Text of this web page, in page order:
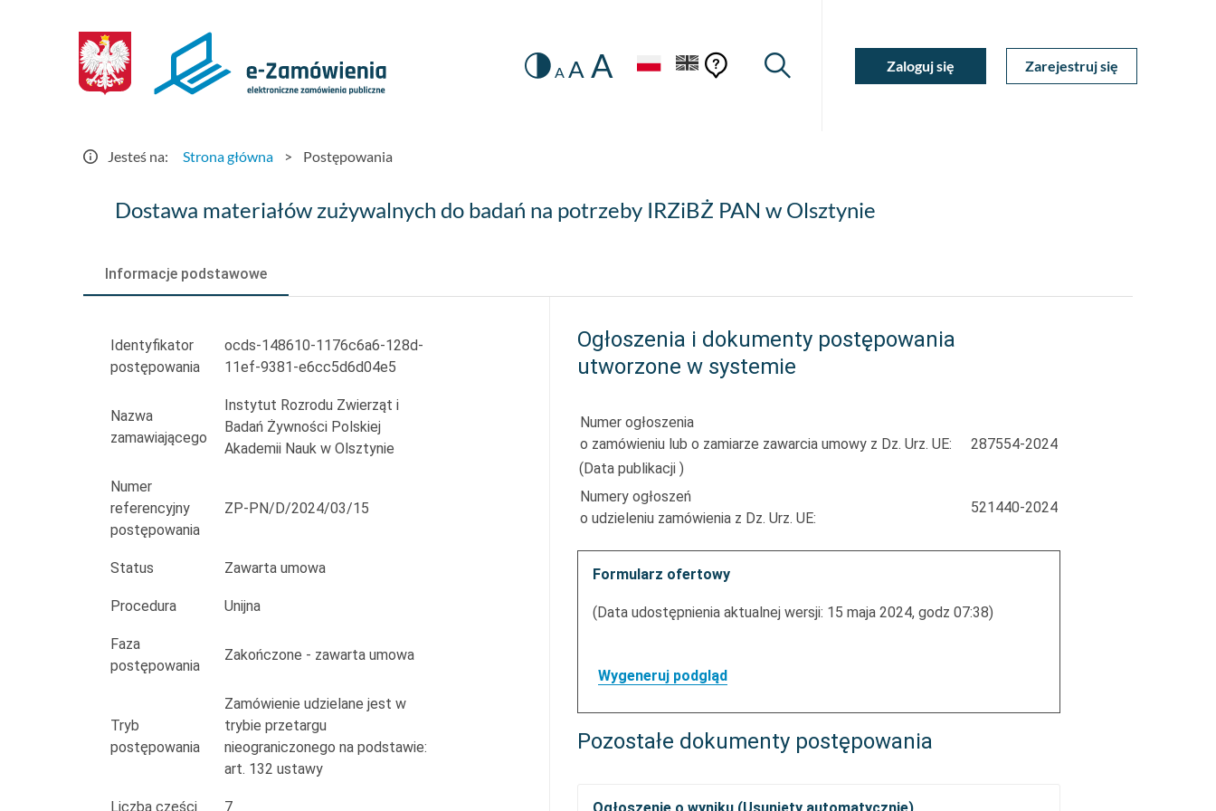
Postępowania
HEADER.SETTINGS_SR
Zmiana
A A A
Pomoc
PomocWyszukiwarka
MojeZaloguj się Zarejestruj się
Jesteś na: Strona główna > Postępowania
Dostawa
zużywalnych
do
badań
na
potrzeby
IRZiBŻ
PAN
Olsztynie
Dostawa materiałów zużywalnych do badań na potrzeby IRZiBŻ PAN w Olsztynie
Informacje podstawowe
Identyfikator
postępowania
ocds-148610-1176c6a6-128d-
11ef-9381-e6cc5d6d04e5
Nazwa
zamawiającego
Instytut Rozrodu Zwierząt i
Badań Żywności Polskiej
Akademii Nauk w Olsztynie
Numer
referencyjny
postępowania
ZP-PN/D/2024/03/15
Status Zawarta umowa
Procedura Unijna
Faza
postępowania
Zakończone - zawarta umowa
Tryb
postępowania
Zamówienie udzielane jest w
trybie przetargu
nieograniczonego na podstawie:
art. 132 ustawy
Liczba części 7
Ogłoszenia i dokumenty postępowania
utworzone w systemie
Numer ogłoszenia
o zamówieniu lub o zamiarze zawarcia umowy z Dz. Urz. UE:
287554-2024
(Data publikacji )
Numery ogłoszeń
o udzieleniu zamówienia z Dz. Urz. UE:
521440-2024
Formularz ofertowy
(Data udostępnienia aktualnej wersji: 15 maja 2024, godz 07:38)
Wygeneruj podgląd
Pozostałe dokumenty postępowania